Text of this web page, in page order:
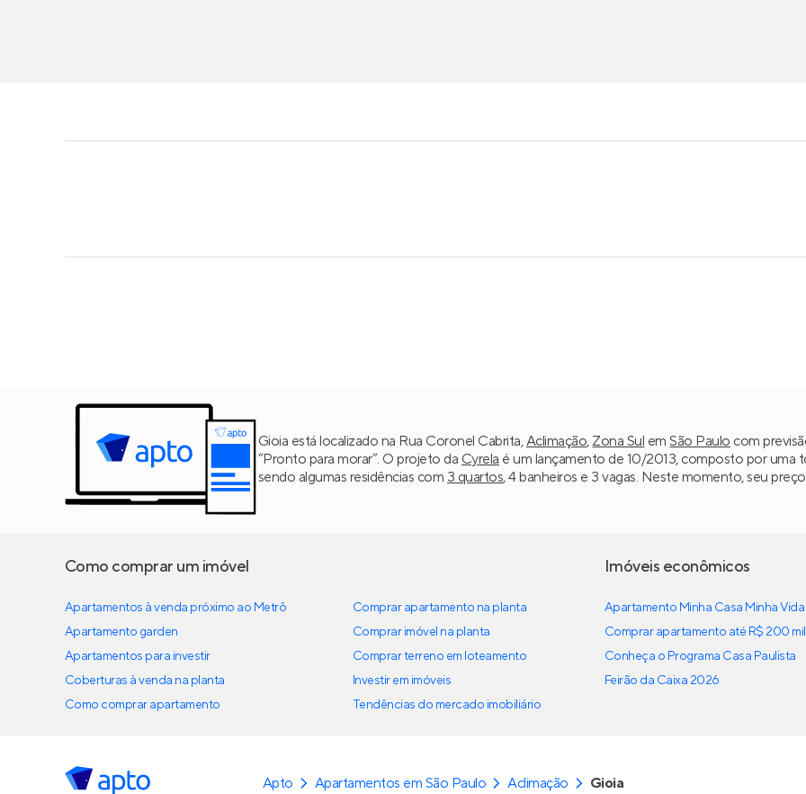
Gioia está localizado na Rua Coronel Cabrita,Aclimação, Zona Sul emSão Paulo com
“Pronto para morar”. O projeto da Cyrela é um lançamento de 10/2013, composto por uma
sendo algumas residências com 3 quartos, 4 banheiros e 3 vagas. Neste momento, seu
Como comprar um imóvel
Apartamentos à venda próximo ao Metrô
Apartamento garden
Apartamentos para investir
Coberturas à venda na planta
Como comprar apartamento
Comprar apartamento na planta
Comprar imóvel na planta
Comprar terreno em loteamento
Investir em imóveis
Tendências do mercado imobiliário
Imóveis econômicos
Apartamento Minha Casa Minha Vida
Comprar apartamento até R$ 200 mil
Conheça o Programa Casa Paulista
Feirão da Caixa 2026
Apto Apartamentos em São Paulo Aclimação Gioia